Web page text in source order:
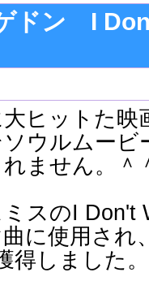
ドン I
大ヒットた映
ウルムービ
ません。＾
スのI Don't
に使用され
得しました。